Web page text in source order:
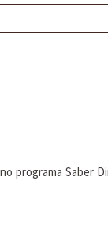
programa Saber